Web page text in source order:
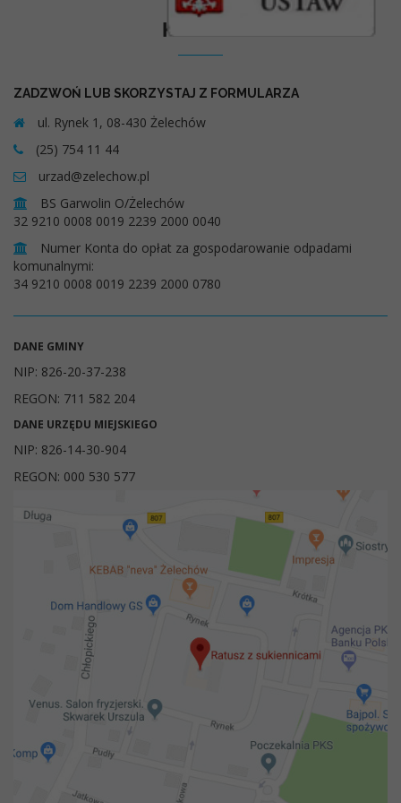
Kontakt
ZADZWOŃ LUB SKORZYSTAJ Z FORMULARZA
ul. Rynek 1, 08-430 Żelechów
(25) 754 11 44
urzad@zelechow.pl
BS Garwolin O/Żelechów
32 9210 0008 0019 2239 2000 0040
Numer Konta do opłat za gospodarowanie odpadami
komunalnymi:
34 9210 0008 0019 2239 2000 0780
DANE GMINY
NIP: 826-20-37-238
REGON: 711 582 204
DANE URZĘDU MIEJSKIEGO
NIP: 826-14-30-904
REGON: 000 530 577